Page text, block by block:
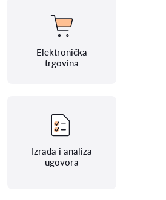
Elektronička
trgovina
Izrada i analiza
ugovora